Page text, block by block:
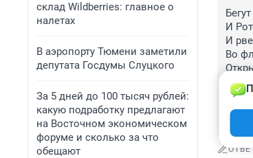
склад Wildberries: главное о
налетах
В аэропорту Тюмени заметили
депутата Госдумы Слуцкого
За 5 дней до 100 тысяч рублей:
какую подработку предлагают
на Восточном экономическом
форуме и сколько за что
обещают
И
И
Во
Что
Вот